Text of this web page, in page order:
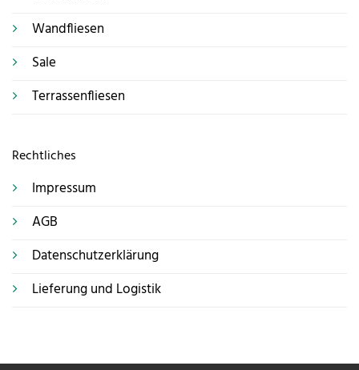
Wandfliesen
Sale
Terrassenfliesen
Rechtliches
Impressum
AGB
Datenschutzerklärung
Lieferung und Logistik